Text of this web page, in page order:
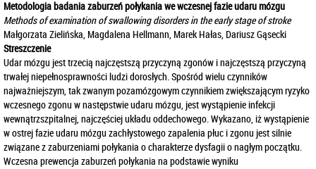
Metodologia badania zaburzeń połykania we wczesnej fazie udaru mózgu
Methods of examination of swallowing disorders in the early stage of stroke
Małgorzata Zielińska, Magdalena Hellmann, Marek Hałas, Dariusz Gąsecki
Streszczenie
Udar mózgu jest trzecią najczęstszą przyczyną zgonów i najczęstszą przyczyną
trwałej niepełnosprawności ludzi dorosłych. Spośród wielu czynników
najważniejszym, tak zwanym pozamózgowym czynnikiem zwiększającym ryzyko
wczesnego zgonu w następstwie udaru mózgu, jest wystąpienie infekcji
wewnątrzszpitalnej, najczęściej układu oddechowego. Wykazano, iż wystąpienie
w ostrej fazie udaru mózgu zachłystowego zapalenia płuc i zgonu jest silnie
związane z zaburzeniami połykania o charakterze dysfagii o nagłym początku.
Wczesna prewencja zaburzeń połykania na podstawie wyniku